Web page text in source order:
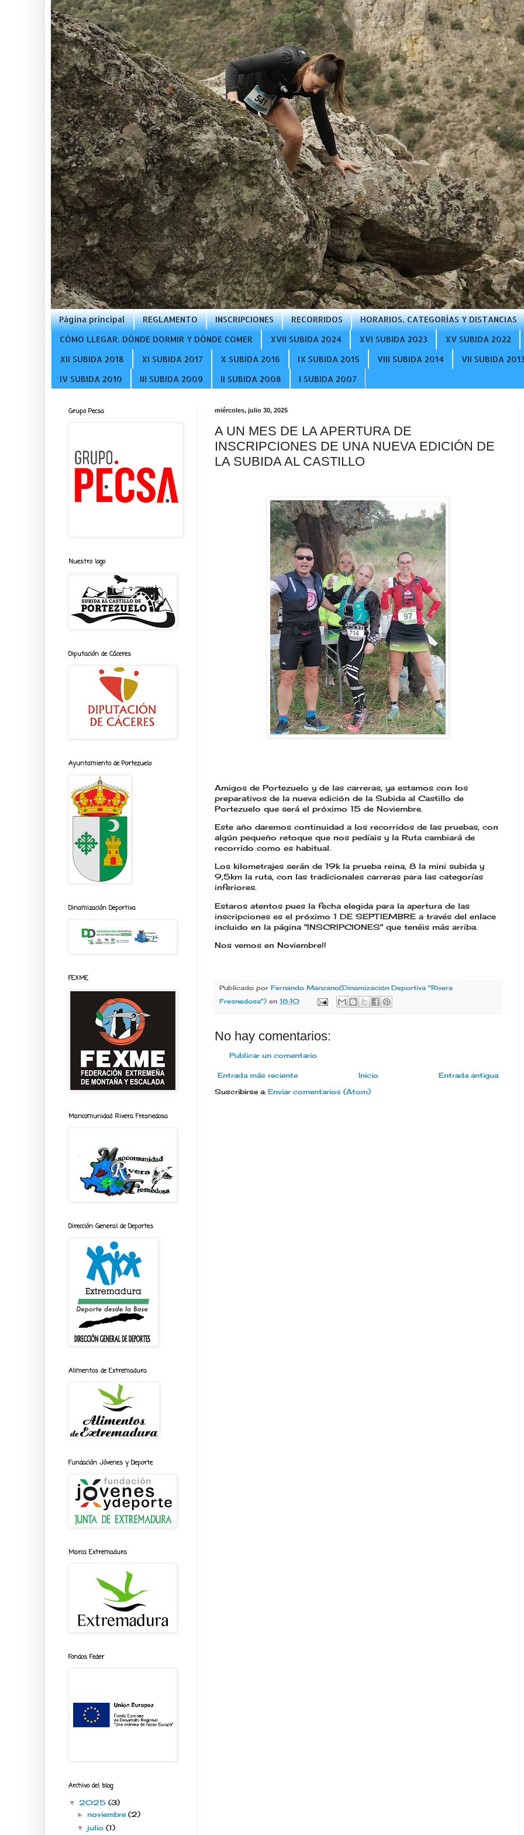
Página principal REGLAMENTO INSCRIPCIONES RECORRIDOS HORARIOS, CATEGORÍAS Y DISTANCIAS
CÓMO LLEGAR, DÓNDE DORMIR Y DÓNDE COMER
XVII SUBIDA 2024 XVI SUBIDA 2023 XV SUBIDA 2022
XII SUBIDA 2018
XI SUBIDA 2017 X SUBIDA 2016 IX SUBIDA 2015 VIII SUBIDA 2014 VII SUBIDA 2013
IV SUBIDA 2010
III SUBIDA 2009 II SUBIDA 2008 I SUBIDA 2007
miércoles, julio 30, 2025
A UN MES DE LA APERTURA DE
INSCRIPCIONES DE UNA NUEVA EDICIÓN DE
LA SUBIDA AL CASTILLO
Amigos de Portezuelo y de las carreras, ya estamos con los
preparativos de la nueva edición de la Subida al Castillo de
Portezuelo que será el próximo 15 de Noviembre.
Este año daremos continuidad a los recorridos de las pruebas, con
algún pequeño retoque que nos pedíais y la Ruta cambiará de
recorrido como es habitual.
Los kilometrajes serán de 19k la prueba reina, 8 la mini subida y
9,5km la ruta, con las tradicionales carreras para las categorías
inferiores.
Estaros atentos pues la fecha elegida para la apertura de las
inscripciones es el próximo 1 DE SEPTIEMBRE a través del enlace
incluido en la página "INSCRIPCIONES" que tenéis más arriba.
Nos vemos en Noviembre!!
Publicado por Fernando Manzano(Dinamización Deportiva "Rivera
Fresnedosa") en 18:10
No hay comentarios:
Publicar un comentario
Entrada más reciente Entrada antigua
Inicio
Suscribirse a: Enviar comentarios (Atom)
Grupo Pecsa
Nuestro logo
Diputación de Cáceres
Ayuntamiento de Portezuelo
Dinamización Deportiva
FEXME
Mancomunidad Rivera Fresnedosa
Dirección General de Deportes
Alimentos de Extremadura
Fundación Jóvenes y Deporte
Marca Extremadura
Fondos Feder
Archivo del blog
▼ 2025 (3)
►noviembre(2)
▼ julio(1)